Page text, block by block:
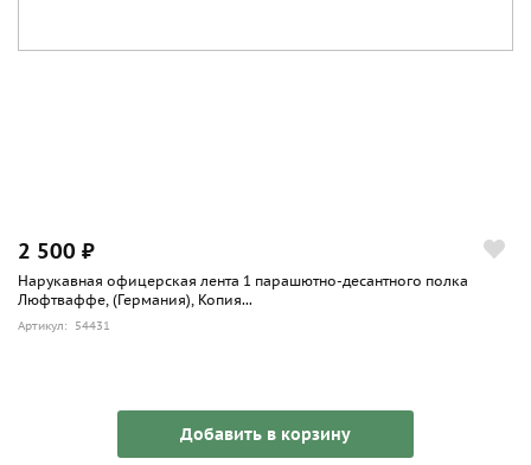
2 500 ₽
Нарукавная офицерская лента 1 парашютно-десантного полка
Люфтваффе, (Германия), Копия...
Артикул: 54431
Добавить в корзину